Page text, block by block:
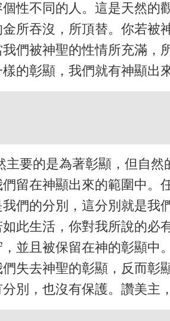
性不同的人。這是天然的
所吞沒，所頂替。你若被
們被神聖的性情所充滿，
的彰顯，我們就有神顯出
主要的是為著彰顯，但自
留在神顯出來的範圍中。
們的分別，這分別就是我
此生活，你對我所說的必
並且被保留在神的彰顯中
失去神聖的彰顯，反而彰
別，也沒有保護。讚美主